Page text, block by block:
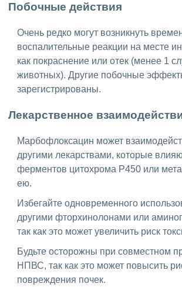
Побочные действия
Очень редко могут возникнуть
воспалительные реакции на месте
как покраснение или отек (менее 1
животных). Другие побочные
зарегистрированы.
Лекарственное
Марбофлоксацин может
другими лекарствами, которые
ферментов цитохрома P450 или
ею.
Избегайте одновременного
другими фторхинолонами или
так как это может увеличить риск
Будьте осторожны при совместном
НПВС, так как это может повысить
повреждения почек.